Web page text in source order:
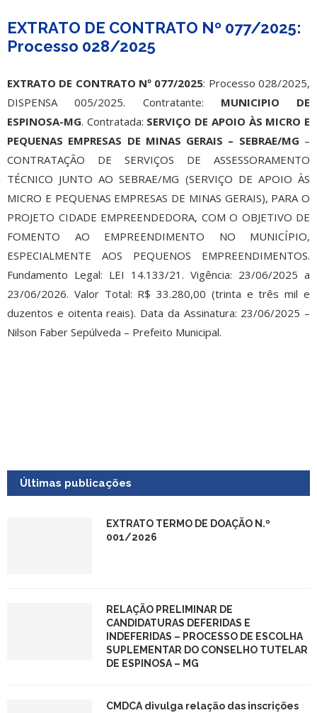
EXTRATO DE CONTRATO Nº 077/2025:
Processo 028/2025
EXTRATO DE CONTRATO Nº 077/2025: Processo 028/2025,
DISPENSA 005/2025. Contratante: MUNICIPIO DE
ESPINOSA-MG. Contratada: SERVIÇO DE APOIO ÀS MICRO E
PEQUENAS EMPRESAS DE MINAS GERAIS – SEBRAE/MG –
CONTRATAÇÃO DE SERVIÇOS DE ASSESSORAMENTO
TÉCNICO JUNTO AO SEBRAE/MG (SERVIÇO DE APOIO ÀS
MICRO E PEQUENAS EMPRESAS DE MINAS GERAIS), PARA O
PROJETO CIDADE EMPREENDEDORA, COM O OBJETIVO DE
FOMENTO AO EMPREENDIMENTO NO MUNICÍPIO,
ESPECIALMENTE AOS PEQUENOS EMPREENDIMENTOS.
Fundamento Legal: LEI 14.133/21. Vigência: 23/06/2025 a
23/06/2026. Valor Total: R$ 33.280,00 (trinta e três mil e
duzentos e oitenta reais). Data da Assinatura: 23/06/2025 –
Nilson Faber Sepúlveda – Prefeito Municipal.
Últimas publicações
EXTRATO TERMO DE DOAÇÃO N.º
001/2026
RELAÇÃO PRELIMINAR DE
CANDIDATURAS DEFERIDAS E
INDEFERIDAS – PROCESSO DE ESCOLHA
SUPLEMENTAR DO CONSELHO TUTELAR
DE ESPINOSA – MG
CMDCA divulga relação das inscrições